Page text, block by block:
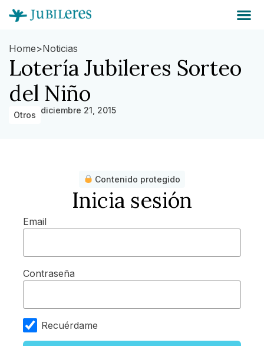
Home>Noticias
Lotería Jubileres Sorteo
del Niño
Otros diciembre 21, 2015
Contenido protegido
Inicia sesión
Email
Contraseña
Recuérdame